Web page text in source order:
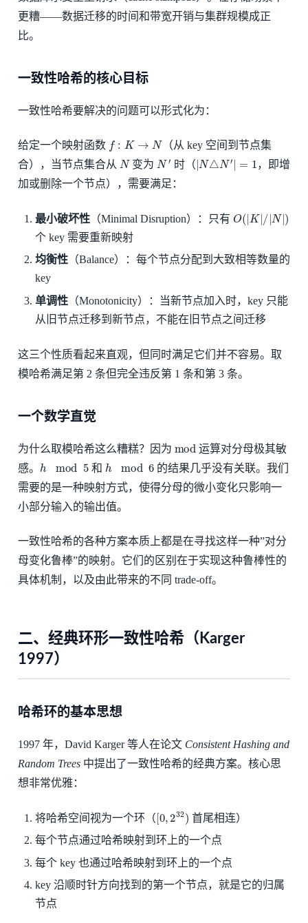
更糟——数据迁移的时间和带宽开销与集群规模成正
比。
一致性哈希的核心目标
一致性哈希要解决的问题可以形式化为：
给定一个映射函数 f: →
（从 key 空间到节点集
合），当节点集合从 N变为 N′ 时（|N△ N′|=
，即增
加或删除一个节点），需要满足：
最小破坏性 （Minimal Disruption）：只有O (|K|/| N |)
个 key 需要重新映射
均衡性 （Balance）：每个节点分配到大致相等数量的
key
单调性 （Monotonicity）：当新节点加入时，key 只能
从旧节点迁移到新节点，不能在旧节点之间迁移
这三个性质看起来直观，但同时满足它们并不容易。取
模哈希满足第 2 条但完全违反第 1 条和第 3 条。
一个数学直觉
为什么取模哈希这么糟糕？因为 mod 运算对分母极其敏
感。
h 和 h
的结果几乎没有关联。我们
需要的是一种映射方式，使得分母的微小变化只影响一
小部分输入的输出值。
一致性哈希的各种方案本质上都是在寻找这样一种”对分
母变化鲁棒”的映射。它们的区别在于实现这种鲁棒性的
具体机制，以及由此带来的不同 trade-off。
二、经典环形一致性哈希（Karger
1997）
哈希环的基本思想
1997 年，David Karger 等人在论文 Consistent Hashing and
Random Trees中提出了一致性哈希的经典方案。核心思
想非常优雅：
将哈希空间视为一个环（[0 232 )首尾相连）
每个节点通过哈希映射到环上的一个点
每个 key 也通过哈希映射到环上的一个点
key 沿顺时针方向找到的第一个节点，就是它的归属
节点